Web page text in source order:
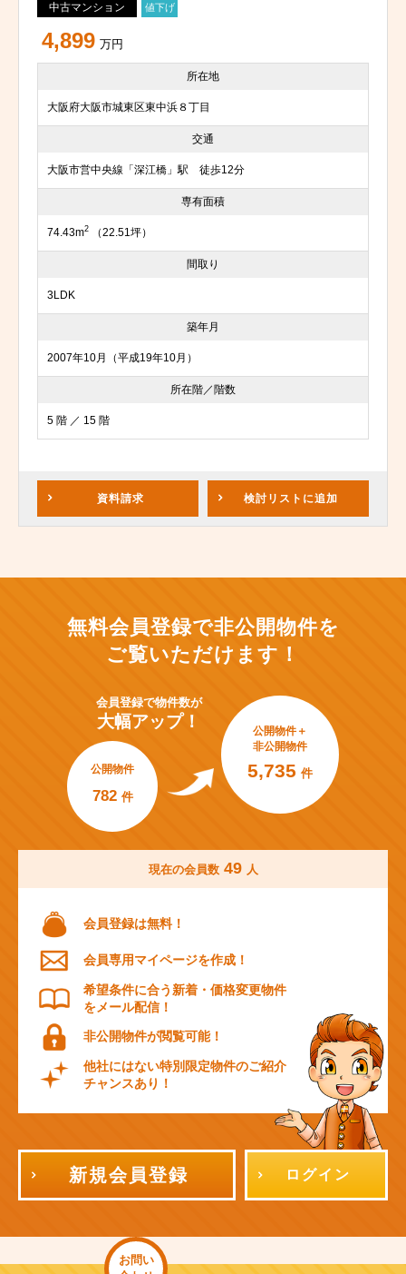
中古マンション 値下げ
4,899 万円
所在地
大阪府大阪市城東区東中浜８丁目
交通
大阪市営中央線「深江橋」駅 徒歩12分
専有面積
74.43m2 （22.51坪）
間取り
3LDK
築年月
2007年10月（平成19年10月）
所在階／階数
5 階 ／ 15 階
資料請求 検討リスト に追加
無料会員登録で非公開物件を
ご覧いただけます！
会員登録で物件数が
大幅アップ！
公開物件
782 件
公開物件＋
非公開物件
5,735 件
現在の会員数 49 人
会員登録は無料！
会員専用マイページを作成！
希望条件に合う新着・価格変更物件
をメール配信！
非公開物件が閲覧可能！
他社にはない特別限定物件のご紹介
チャンスあり！
新規会員登録 ログイン
お問い